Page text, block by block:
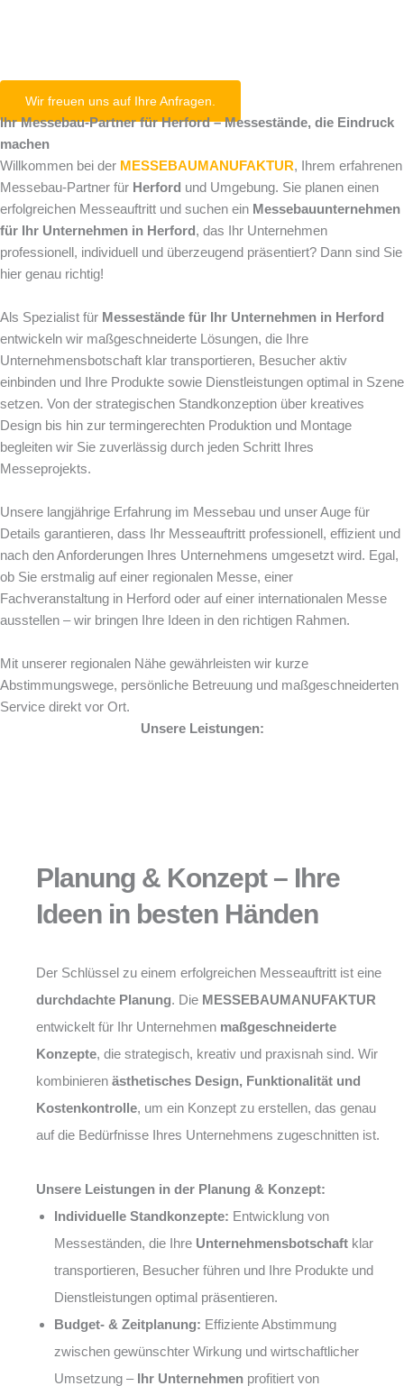
Wir freuen uns auf Ihre Anfragen.
Ihr Messebau-Partner für Herford – Messestände, die Eindruck
machen
Willkommen bei der MESSEBAUMANUFAKTUR, Ihrem erfahrenen
Messebau-Partner für Herford und Umgebung. Sie planen einen
erfolgreichen Messeauftritt und suchen ein Messebauunternehmen
für Ihr Unternehmen in Herford , das Ihr Unternehmen
professionell, individuell und überzeugend präsentiert? Dann sind Sie
hier genau richtig!
Als Spezialist für Messestände für Ihr Unternehmen in Herford
entwickeln wir maßgeschneiderte Lösungen, die Ihre
Unternehmensbotschaft klar transportieren, Besucher aktiv
einbinden und Ihre Produkte sowie Dienstleistungen optimal in Szene
setzen. Von der strategischen Standkonzeption über kreatives
Design bis hin zur termingerechten Produktion und Montage
begleiten wir Sie zuverlässig durch jeden Schritt Ihres
Messeprojekts.
Unsere langjährige Erfahrung im Messebau und unser Auge für
Details garantieren, dass Ihr Messeauftritt professionell, effizient und
nach den Anforderungen Ihres Unternehmens umgesetzt wird. Egal,
ob Sie erstmalig auf einer regionalen Messe, einer
Fachveranstaltung in Herford oder auf einer internationalen Messe
ausstellen – wir bringen Ihre Ideen in den richtigen Rahmen.
Mit unserer regionalen Nähe gewährleisten wir kurze
Abstimmungswege, persönliche Betreuung und maßgeschneiderten
Service direkt vor Ort.
Unsere Leistungen:
Planung & Konzept – Ihre
Ideen in besten Händen
Der Schlüssel zu einem erfolgreichen Messeauftritt ist eine
durchdachte Planung. Die MESSEBAUMANUFAKTUR
entwickelt für Ihr Unternehmen maßgeschneiderte
Konzepte, die strategisch, kreativ und praxisnah sind. Wir
kombinieren ästhetisches Design, Funktionalität und
Kostenkontrolle, um ein Konzept zu erstellen, das genau
auf die Bedürfnisse Ihres Unternehmens zugeschnitten ist.
Unsere Leistungen in der Planung & Konzept:
Individuelle Standkonzepte: Entwicklung von
Messeständen, die Ihre Unternehmensbotschaft klar
transportieren, Besucher führen und Ihre Produkte und
Dienstleistungen optimal präsentieren.
Budget- & Zeitplanung: Effiziente Abstimmung
zwischen gewünschter Wirkung und wirtschaftlicher
Umsetzung – Ihr Unternehmen profitiert von